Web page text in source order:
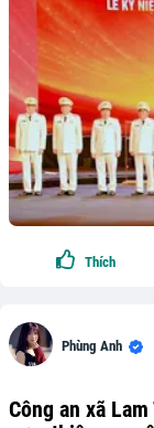
Thích
Phùng Anh
Công an xã